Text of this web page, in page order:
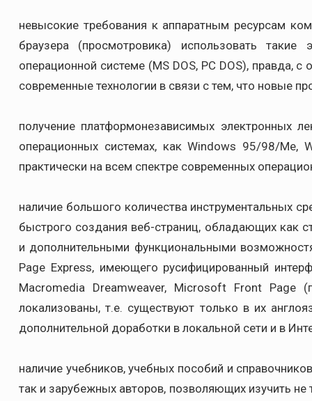
невысокие требования к аппаратным ресурсам
браузера (просмотровика) использовать
операционной системе (MS DOS, PC DOS), правда,
современные технологии в связи с тем, что новые
получение платформонезависимых электронных
операционных системах, как Windows 95/98/Me,
практически на всем спектре современных
наличие большого количества инструментальных
быстрого создания веб-страниц, обладающих как
и дополнительными функциональными
Page Express, имеющего русифицированный
Macromedia Dreamweaver, Microsoft Front
локализованы, т.е. существуют только в их
дополнительной доработки в локальной сети и в
наличие учебников, учебных пособий и
так и зарубежных авторов, позволяющих изучить